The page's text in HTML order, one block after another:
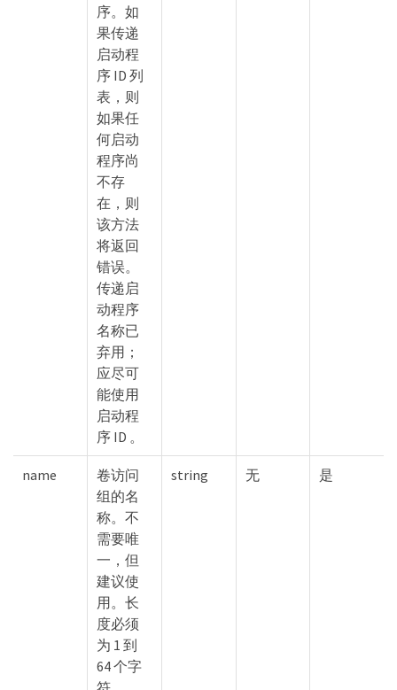
序。如
果传递
启动程
序 ID 列
表，则
如果任
何启动
程序尚
不存
在，则
该方法
将返回
错误。
传递启
动程序
名称已
弃用；
应尽可
能使用
启动程
序 ID 。
name
卷访问
组的名
称。不
需要唯
一，但
建议使
用。长
度必须
为 1 到
64 个字
string 无 是